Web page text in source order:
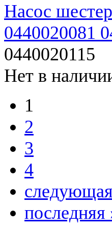
Насос
0440020081
0440020115
Нет в
1
2
3
4
последняя